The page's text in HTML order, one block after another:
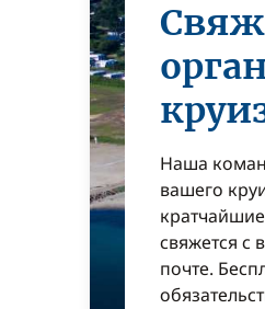
Наша
вашего
свяжется с
почте.